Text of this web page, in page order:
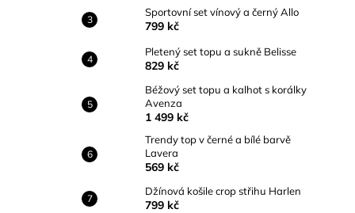
Sportovní set vínový a černý Allo
799 kč
Pletený set topu a sukně Belisse
829 kč
Béžový set topu a kalhot s korálky
Avenza
1 499 kč
Trendy top v černé a bílé barvě
Lavera
569 kč
Džínová košile crop střihu Harlen
799 kč